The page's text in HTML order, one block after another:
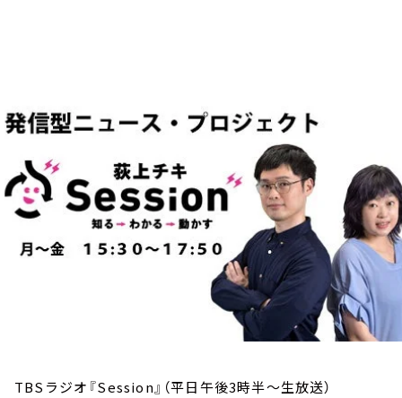
TBSラジオ『Session』（平日午後3時半～生放送）